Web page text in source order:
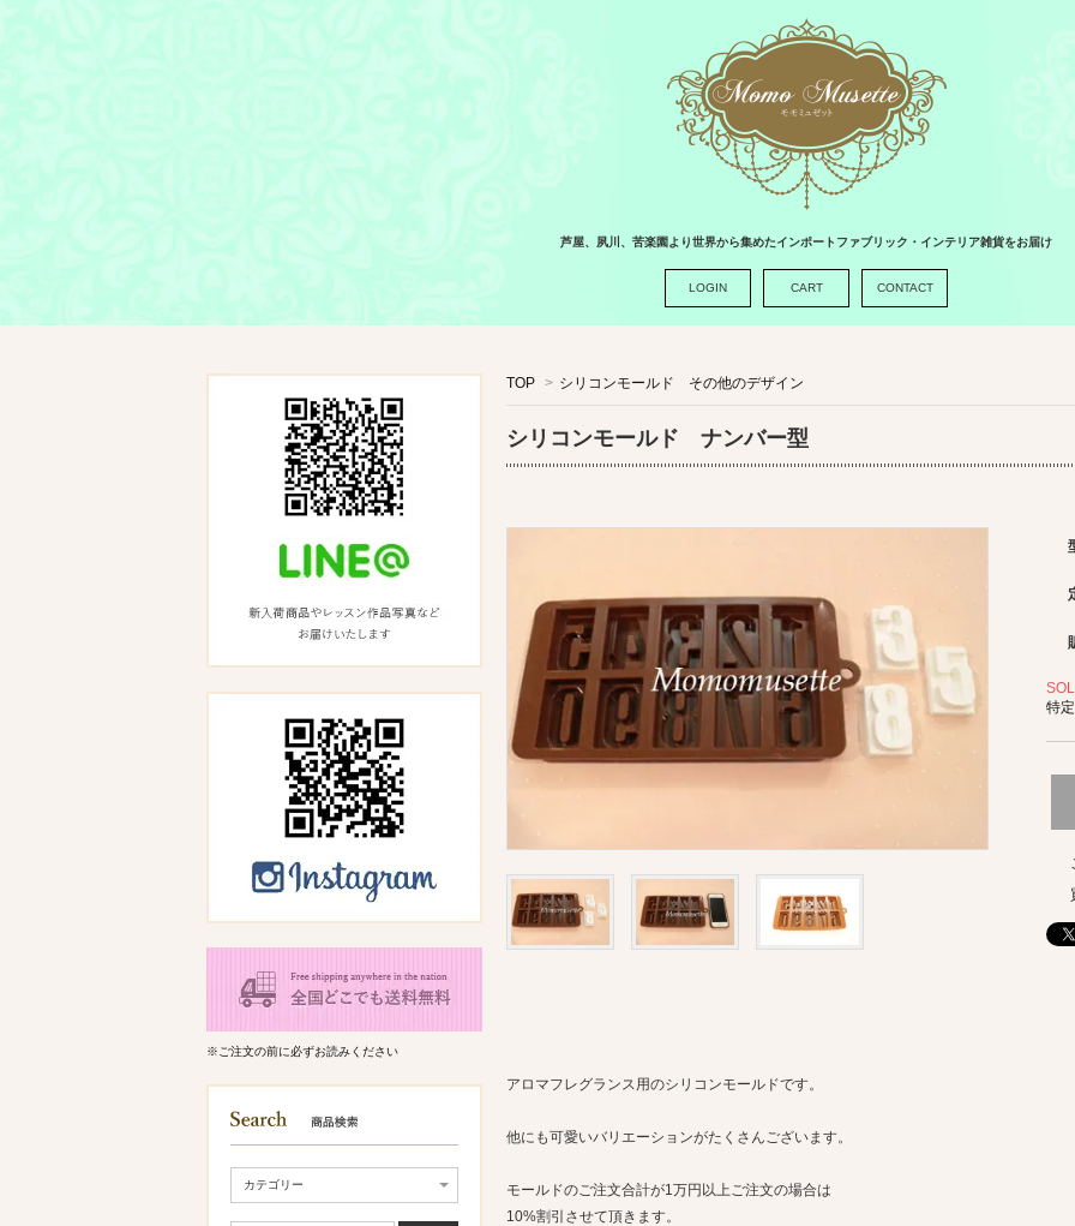
芦屋、夙川、苦楽園より世界から集めたインポートファブリック・インテリア雑貨をお届け
LOGIN CART CONTACT
※ご注文の前に必ずお読みください
TOP > シリコンモールド その他のデザイン
シリコンモールド ナンバー型
特
アロマフレグランス用のシリコンモールドです。
他にも可愛いバリエーションがたくさんございます。
モールドのご注文合計が1万円以上ご注文の場合は
10%割引させて頂きます。